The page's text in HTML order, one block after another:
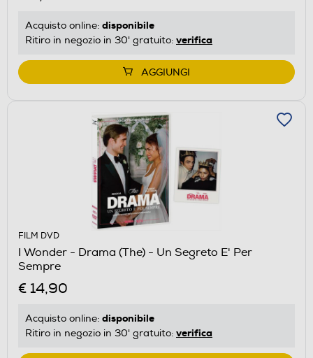
Acquisto online: disponibile
Ritiro in negozio in 30' gratuito: verifica
AGGIUNGI
FILM DVD
I Wonder - Drama (The) - Un Segreto E' Per
Sempre
€ 14,90
Acquisto online: disponibile
Ritiro in negozio in 30' gratuito: verifica